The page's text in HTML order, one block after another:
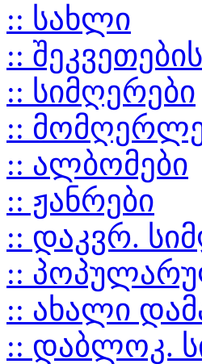
:: სახლი
::
:: სიმღერები
::
:: ალბომები
:: ჟანრები
:: დაკვრ.
::
:: ახალი
:: დაბლოკ.